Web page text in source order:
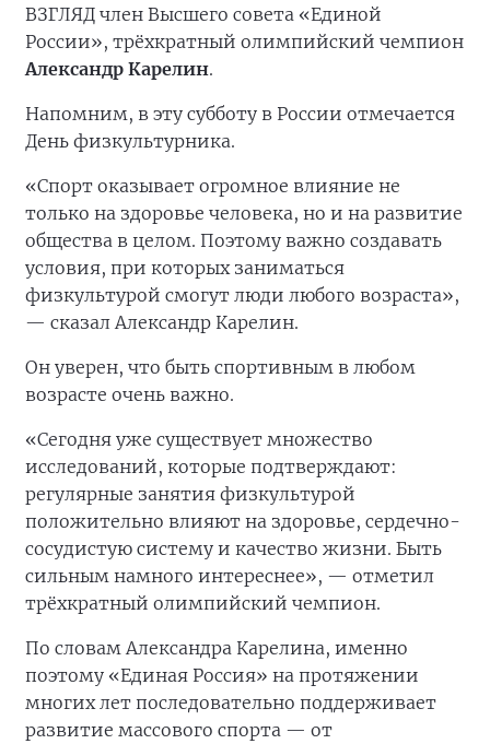
ВЗГЛЯД член Высшего совета «Единой
России», трёхкратный олимпийский чемпион
Александр Карелин.
Напомним, в эту субботу в России отмечается
День физкультурника.
«Спорт оказывает огромное влияние не
только на здоровье человека, но и на развитие
общества в целом. Поэтому важно создавать
условия, при которых заниматься
физкультурой смогут люди любого возраста»,
— сказал Александр Карелин.
Он уверен, что быть спортивным в любом
возрасте очень важно.
«Сегодня уже существует множество
исследований, которые подтверждают:
регулярные занятия физкультурой
положительно влияют на здоровье, сердечно-
сосудистую систему и качество жизни. Быть
сильным намного интереснее», — отметил
трёхкратный олимпийский чемпион.
По словам Александра Карелина, именно
поэтому «Единая Россия» на протяжении
многих лет последовательно поддерживает
развитие массового спорта — от